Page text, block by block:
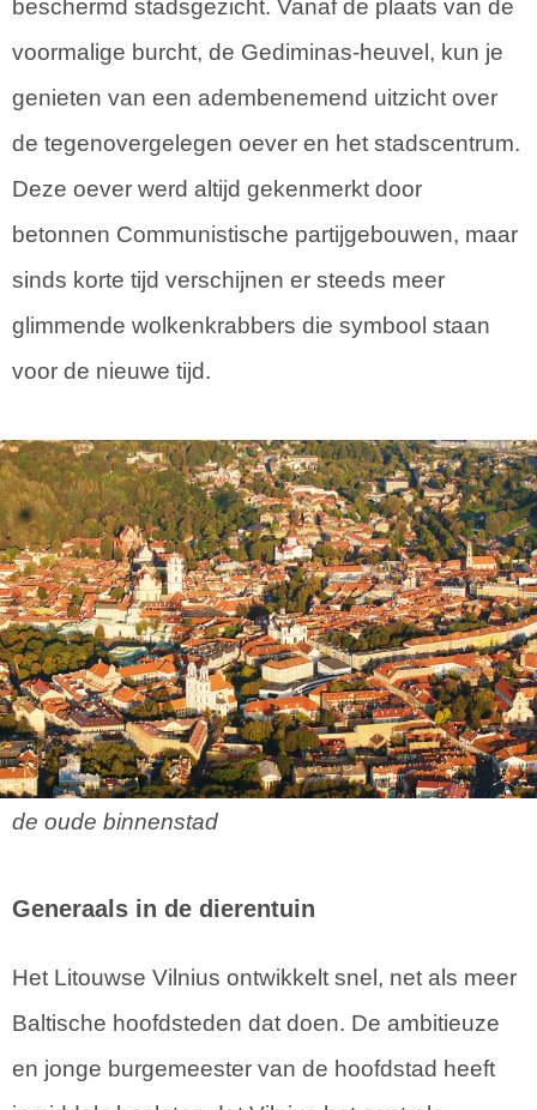
beschermd stadsgezicht. Vanaf de plaats van de
voormalige burcht, de Gediminas-heuvel, kun je
genieten van een adembenemend uitzicht over
de tegenovergelegen oever en het stadscentrum.
Deze oever werd altijd gekenmerkt door
betonnen Communistische partijgebouwen, maar
sinds korte tijd verschijnen er steeds meer
glimmende wolkenkrabbers die symbool staan
voor de nieuwe tijd.
de oude binnenstad
Generaals in de dierentuin
Het Litouwse Vilnius ontwikkelt snel, net als meer
Baltische hoofdsteden dat doen. De ambitieuze
en jonge burgemeester van de hoofdstad heeft